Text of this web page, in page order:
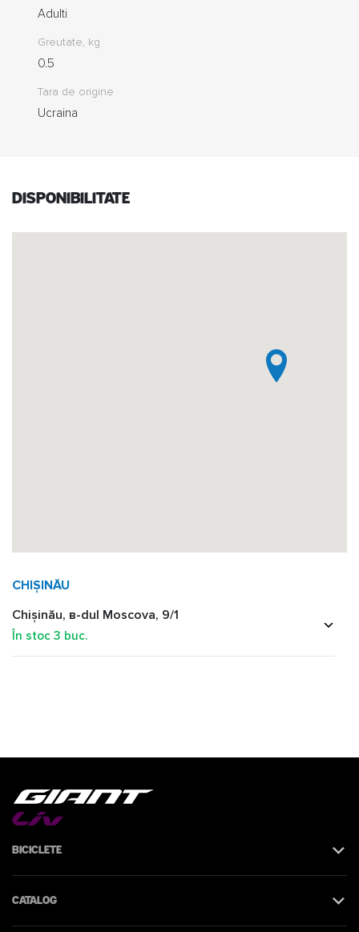
Adulti
Greutate, kg
0.5
Tara de origine
Ucraina
Disponibilitate
CHIȘINĂU
Chișinău, в-dul Moscova, 9/1
În stoc 3 buc.
Biciclete
Catalog